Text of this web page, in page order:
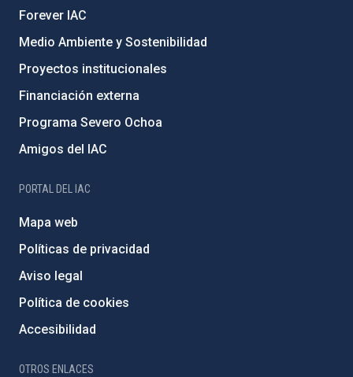
Forever IAC
Medio Ambiente y Sostenibilidad
Proyectos institucionales
Financiación externa
Programa Severo Ochoa
Amigos del IAC
PORTAL DEL IAC
Mapa web
Políticas de privacidad
Aviso legal
Política de cookies
Accesibilidad
OTROS ENLACES